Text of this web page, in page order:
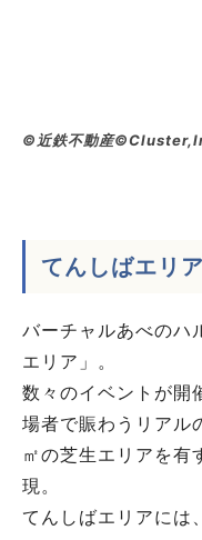
©近鉄不動産
てんしばエリア
バーチャルあべのハ
エリア」。
数々のイベントが開
場者で賑わうリアル
㎡の芝生エリアを有
現。
てんしばエリアには